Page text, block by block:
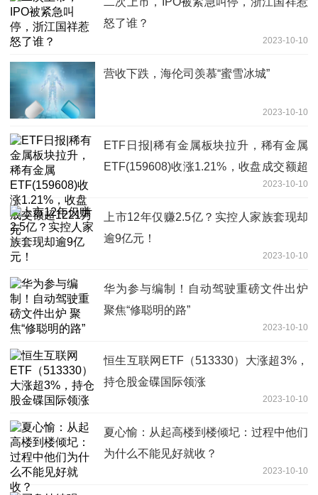
怒了谁？
2023-10-10
营收下跌，海伦司羡慕“蜜雪冰城”
2023-10-10
ETF日报|稀有金属板块拉升，稀有金属
ETF(159608)收涨1.21%，收盘成交额超
2023-10-10
上市12年仅赚2.5亿？实控人家族套现却
逾9亿元！
2023-10-10
华为参与编制！自动驾驶重磅文件出炉
聚焦“修聪明的路”
2023-10-10
恒生互联网ETF（513330）大涨超3%，
持仓股金碟国际领涨
2023-10-10
夏心愉：从起高楼到楼倾圮：过程中他们
为什么不能见好就收？
2023-10-10